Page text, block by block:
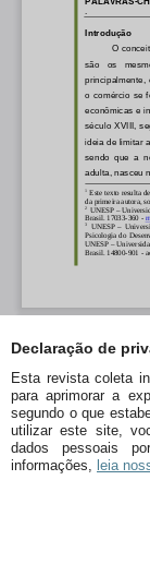
Declaração de
Esta revista coleta
para aprimorar a
segundo o que
utilizar este site,
dados pessoais
informações, leia